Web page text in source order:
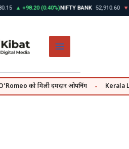
▲ +98.20 (0.40%)NIFTY BANK 52,910.60 ▼ -
को मिली दमदार ओपनिंग Kerala